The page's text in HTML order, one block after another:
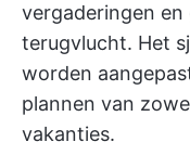
vergaderingen
terugvlucht. Het
worden
plannen van
vakanties.